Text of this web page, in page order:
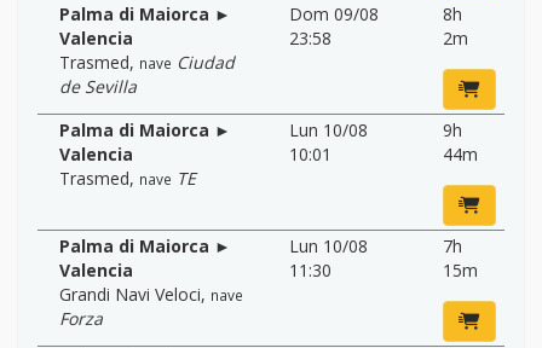
Palma di Maiorca ►
Valencia
Trasmed, nave Ciudad
de Sevilla
Dom 09/08
23:58
8h
2m
Palma di Maiorca ►
Valencia
Trasmed, nave TE
Lun 10/08
10:01
9h
44m
Palma di Maiorca ►
Valencia
Grandi Navi Veloci, nave
Forza
Lun 10/08
11:30
7h
15m